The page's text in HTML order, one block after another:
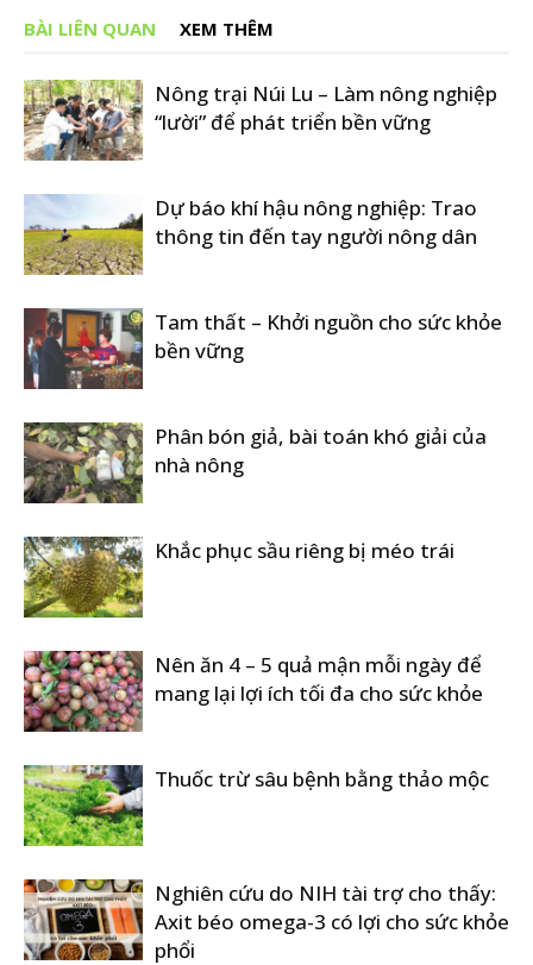
BÀI LIÊN QUAN XEM THÊM
Nông trại Núi Lu – Làm nông nghiệp
“lười” để phát triển bền vững
Dự báo khí hậu nông nghiệp: Trao
thông tin đến tay người nông dân
Tam thất – Khởi nguồn cho sức khỏe
bền vững
Phân bón giả, bài toán khó giải của
nhà nông
Khắc phục sầu riêng bị méo trái
Nên ăn 4 – 5 quả mận mỗi ngày để
mang lại lợi ích tối đa cho sức khỏe
Thuốc trừ sâu bệnh bằng thảo mộc
Nghiên cứu do NIH tài trợ cho thấy:
Axit béo omega-3 có lợi cho sức khỏe
phổi